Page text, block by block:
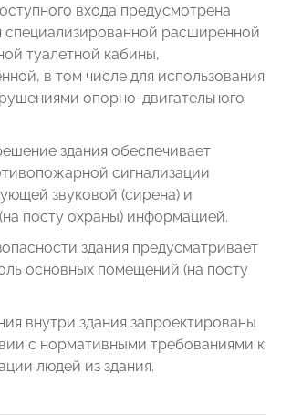
входа предусмотрена
специализированной расширенной
туалетной кабины,
в том числе для использования
опорно-двигательного
здания обеспечивает
сигнализации
звуковой (сирена) и
посту охраны) информацией.
здания предусматривает
основных помещений (на посту
внутри здания запроектированы
с нормативными требованиями к
людей из здания.